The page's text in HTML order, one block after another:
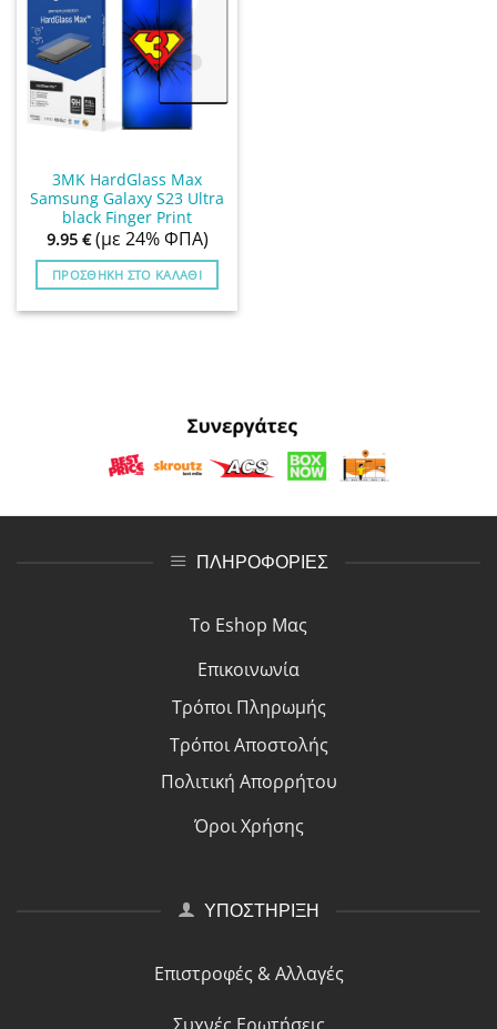
3MK HardGlass Max
Samsung Galaxy S23 Ultra
black Finger Print
9.95 € (με 24% ΦΠΑ)
ΠΡΟΣΘΉΚΗ ΣΤΟ ΚΑΛΆΘΙ
ΠΛΗΡΟΦΟΡΙΕΣ
Το Eshop Μας
Επικοινωνία
Τρόποι Πληρωμής
Τρόποι Αποστολής
Πολιτική Απορρήτου
Όροι Χρήσης
ΥΠΟΣΤΗΡΙΞΗ
Επιστροφές & Αλλαγές